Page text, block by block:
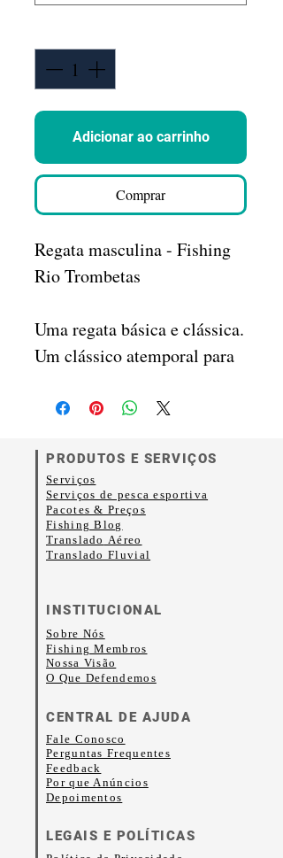
Adicionar ao carrinho
Comprar
Regata masculina - Fishing
Rio Trombetas
Uma regata básica e clássica.
Um clássico atemporal para
maciez.
• 100% algodão penteado e
fiado em anel
• As misturas triplas são 50%
poliéster/25% algodão
penteado/25% algodão fiado
• Gramatura do tecido:
142,40 g/m² (4,2 oz/yd²),
misturas triplas: 90,07 g/m²
• Peso de 30 fios simples
• Costura lateral
• Produto em branco
proveniente da Nicarágua,
Honduras ou EUA
PRODUTOS E SERVIÇOS
Serviços
Serviços de pesca esportiva
Pacotes & Preços
Fishing Blog
Translado Aéreo
Translado Fluvial
INSTITUCIONAL
Sobre Nós
Fishing Membros
Nossa Visão
O Que Defendemos
CENTRAL DE AJUDA
Fale Conosco
Perguntas Frequentes
Feedback
Por que Anúncios
Depoimentos
LEGAIS E POLÍTICAS